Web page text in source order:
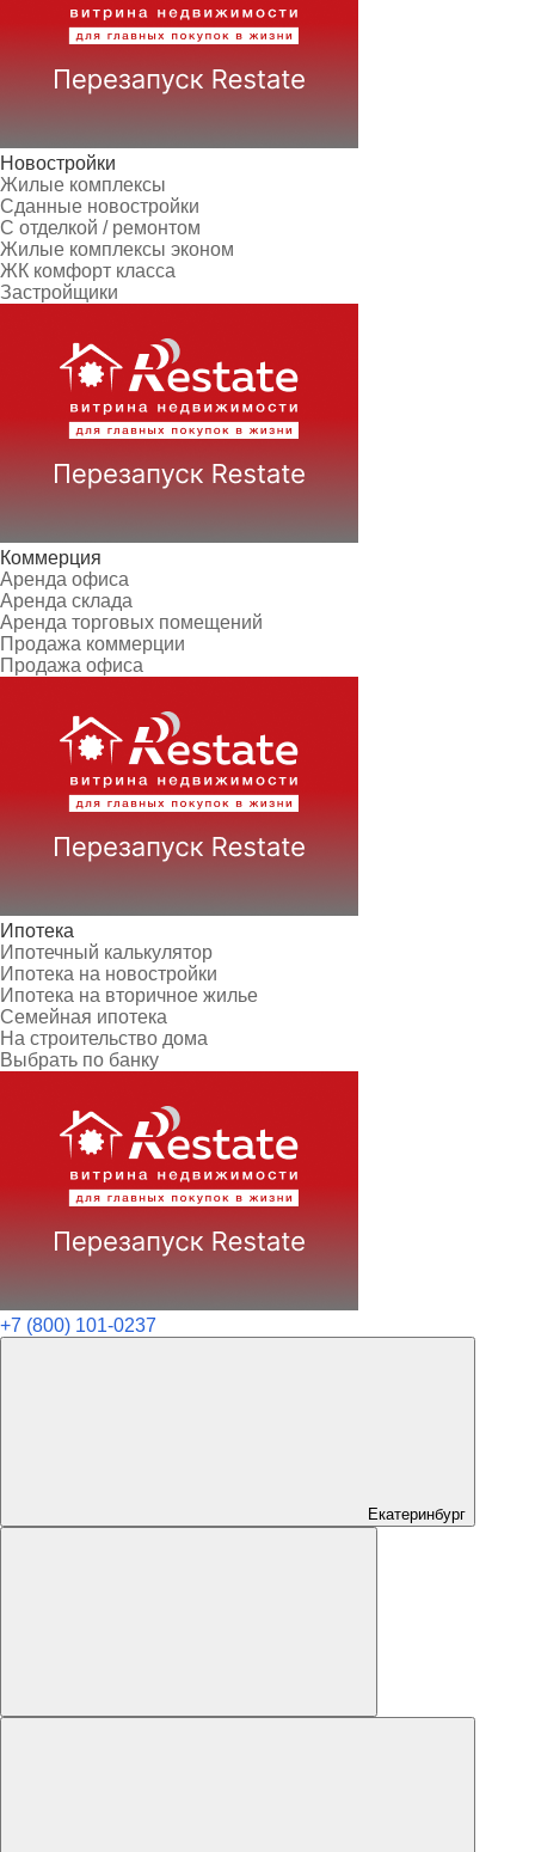
Новостройки
Жилые комплексы
Сданные новостройки
С отделкой / ремонтом
Жилые комплексы эконом
ЖК комфорт класса
Застройщики
Коммерция
Аренда офиса
Аренда склада
Аренда торговых помещений
Продажа коммерции
Продажа офиса
Ипотека
Ипотечный калькулятор
Ипотека на новостройки
Ипотека на вторичное жилье
Семейная ипотека
На строительство дома
Выбрать по банку
+7 (800) 101-0237
Екатеринбург